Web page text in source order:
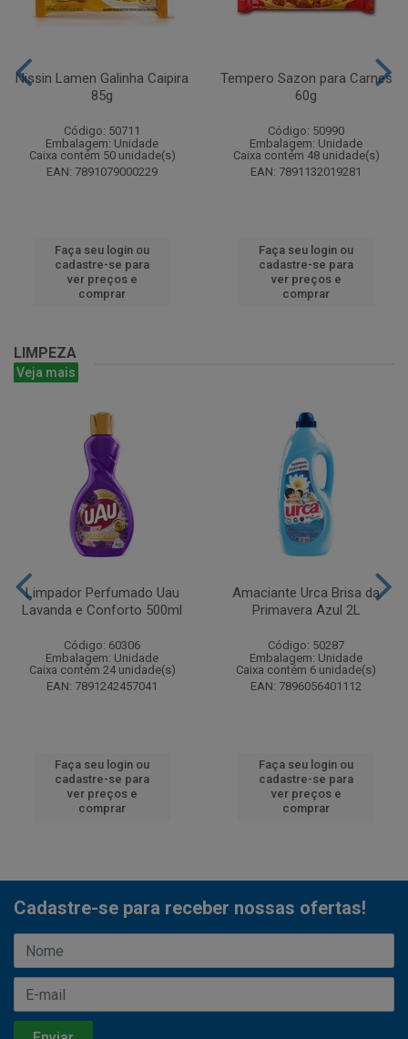
Nissin Lamen Galinha Caipira
85g
Código: 50711
Embalagem: Unidade
Caixa contém 50 unidade(s)
EAN: 7891079000229
Faça seu login ou
cadastre-se para
ver preços e
comprar
Tempero Sazon para Carnes
60g
Código: 50990
Embalagem: Unidade
Caixa contém 48 unidade(s)
EAN: 7891132019281
Faça seu login ou
cadastre-se para
ver preços e
comprar
LIMPEZA
Veja mais
Limpador Perfumado Uau
Lavanda e Conforto 500ml
Código: 60306
Embalagem: Unidade
Caixa contém 24 unidade(s)
EAN: 7891242457041
Faça seu login ou
cadastre-se para
ver preços e
comprar
Amaciante Urca Brisa da
Primavera Azul 2L
Código: 50287
Embalagem: Unidade
Caixa contém 6 unidade(s)
EAN: 7896056401112
Faça seu login ou
cadastre-se para
ver preços e
comprar
Cadastre-se para receber nossas ofertas!